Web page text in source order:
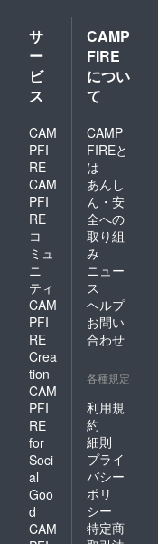
サ
ー
ビ
ス
CAM
PFI
RE
CAM
PFI
RE
コ
ミュ
ニ
ティ
CAM
PFI
RE
Crea
tion
CAM
PFI
RE
for
Soci
al
Goo
d
CAM
CAMP
FIRE
につい
て
CAMP
FIREと
は
あんし
ん・安
全への
取り組
み
ニュー
ス
ヘルプ
お問い
合わせ
各種規定
利用規
約
細則
プライ
バシー
ポリ
シー
特定商